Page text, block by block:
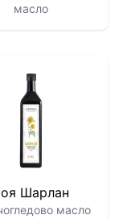
масло
Шарлан
масло